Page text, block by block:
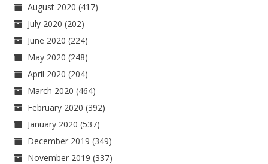
August 2020 (417)
July 2020 (202)
June 2020 (224)
May 2020 (248)
April 2020 (204)
March 2020 (464)
February 2020 (392)
January 2020 (537)
December 2019 (349)
November 2019 (337)